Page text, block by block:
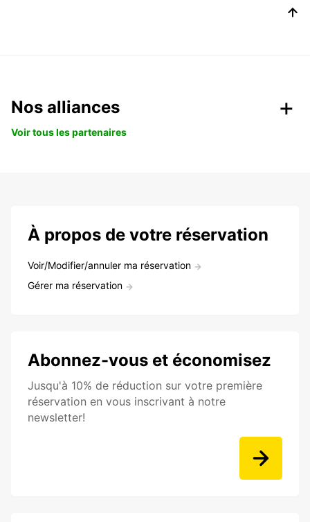
Nos alliances
Voir tous les partenaires
À propos de votre réservation
Voir/Modifier/annuler ma réservation
Gérer ma réservation
Abonnez-vous et économisez
Jusqu'à 10% de réduction sur votre première
réservation en vous inscrivant à notre
newsletter!